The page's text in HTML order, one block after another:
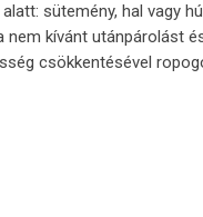
sütemény, hal vagy
kívánt utánpárolást
csökkentésével